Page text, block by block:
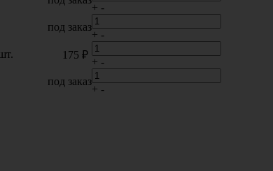
+ -
под заказ
+ -
175 ₽
+ -
под заказ
+ -